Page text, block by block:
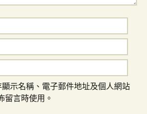
顯示名稱、電子郵件地址及個人網站
留言時使用。